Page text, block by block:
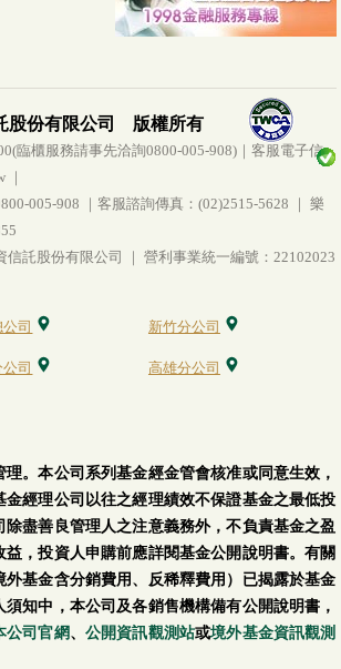
股份有限公司 版權所有
臨櫃服務請事先洽詢0800-005-908)｜客服電子信
｜
005-908 ｜客服諮詢傳真：(02)2515-5628 ｜ 樂
信託股份有限公司 ｜ 營利事業統一編號：22102023
司 新竹分公司
司 高雄分公司
。本公司系列基金經金管會核准或同意生效，
金經理公司以往之經理績效不保證基金之最低投
除盡善良管理人之注意義務外，不負責基金之盈
益，投資人申購前應詳閱基金公開說明書。有關
外基金含分銷費用、反稀釋費用）已揭露於基金
知中，本公司及各銷售機構備有公開說明書，
公司官網、 公開資訊觀測站或境外基金資訊觀測